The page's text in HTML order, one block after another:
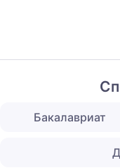
Бакалавриат